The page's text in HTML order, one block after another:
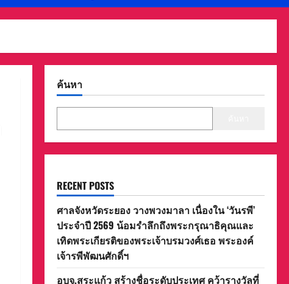
ค้นหา
RECENT POSTS
ศาลจังหวัดระยอง วางพวงมาลา เนื่องใน ‘วันรพี’
ประจำปี 2569 น้อมรำลึกถึงพระกรุณาธิคุณและ
เทิดพระเกียรติของพระเจ้าบรมวงศ์เธอ พระองค์
เจ้ารพีพัฒนศักดิ์ฯ
อบจ.สระแก้ว สร้างชื่อระดับประเทศ คว้ารางวัลที่